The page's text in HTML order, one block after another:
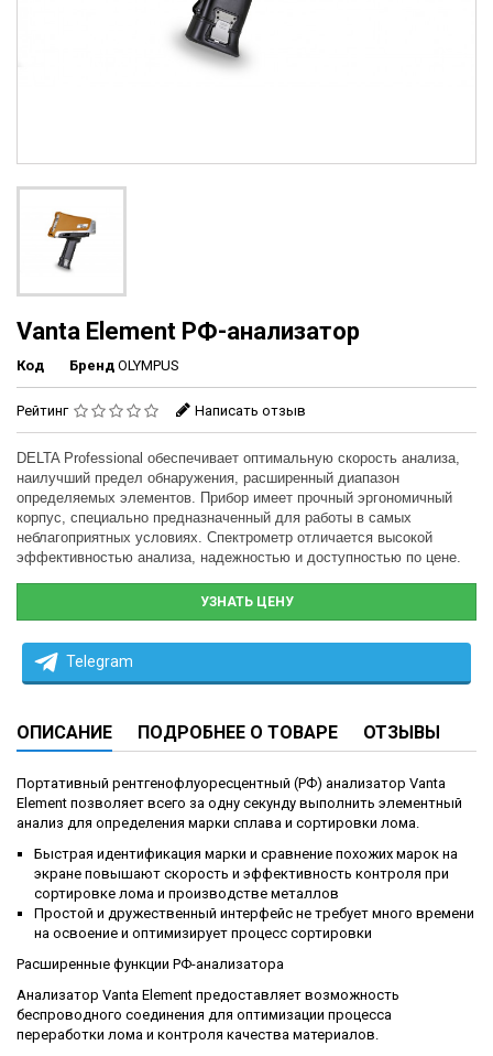
Vanta Element РФ-анализатор
Код Бренд OLYMPUS
Рейтинг Написать отзыв
DELTA Professional обеспечивает оптимальную скорость анализа,
наилучший предел обнаружения, расширенный диапазон
определяемых элементов. Прибор имеет прочный эргономичный
корпус, специально предназначенный для работы в самых
неблагоприятных условиях. Спектрометр отличается высокой
эффективностью анализа, надежностью и доступностью по цене.
УЗНАТЬ ЦЕНУ
Telegram
ОПИСАНИЕ ПОДРОБНЕЕ О ТОВАРЕ ОТЗЫВЫ
Портативный рентгенофлуоресцентный (РФ) анализатор Vanta
Element позволяет всего за одну секунду выполнить элементный
анализ для определения марки сплава и сортировки лома.
Быстрая идентификация марки и сравнение похожих марок на
экране повышают скорость и эффективность контроля при
сортировке лома и производстве металлов
Простой и дружественный интерфейс не требует много времени
на освоение и оптимизирует процесс сортировки
Расширенные функции РФ-анализатора
Анализатор Vanta Element предоставляет возможность
беспроводного соединения для оптимизации процесса
переработки лома и контроля качества материалов.